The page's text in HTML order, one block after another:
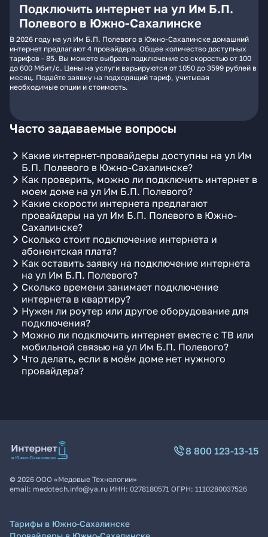
Подключить интернет на ул Им Б.П.
Полевого в Южно-Сахалинске
В 2026 году на ул Им Б.П. Полевого в Южно-Сахалинске домашний
интернет предлагают 4 провайдера. Общее количество доступных
тарифов - 85. Вы можете выбрать подключение со скоростью от 100
до 600 Мбит/с. Цены на услуги варьируются от 1050 до 3599 рублей в
месяц. Подайте заявку на подходящий тариф, учитывая
необходимые опции и стоимость.
Часто задаваемые вопросы
Какие интернет-провайдеры доступны на ул Им
Б.П. Полевого в Южно-Сахалинске?
Как проверить, можно ли подключить интернет в
моем доме на ул Им Б.П. Полевого?
Какие скорости интернета предлагают
провайдеры на ул Им Б.П. Полевого в Южно-
Сахалинске?
Сколько стоит подключение интернета и
абонентская плата?
Как оставить заявку на подключение интернета
на ул Им Б.П. Полевого?
Сколько времени занимает подключение
интернета в квартиру?
Нужен ли роутер или другое оборудование для
подключения?
Можно ли подключить интернет вместе с ТВ или
мобильной связью на ул Им Б.П. Полевого?
Что делать, если в моём доме нет нужного
провайдера?
8 800 123-13-15
© 2026 ООО «Медовые Технологии»
email: medotech.info@ya.ru ИНН: 0278180571 ОГРН: 1110280037526
Тарифы в Южно-Сахалинске